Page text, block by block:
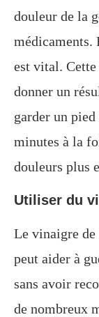
douleur de la
médicaments.
est vital.
donner un
garder un
minutes à la
douleurs plus
Utiliser du
Le vinaigre de
peut aider à
sans avoir
de nombreux